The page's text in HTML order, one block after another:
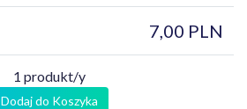
7,00 PLN
1 produkt/y
Dodaj do Koszyka